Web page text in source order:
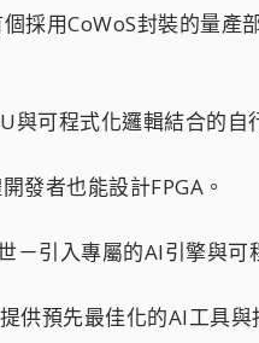
用CoWoS封裝的量產
可程式化邏輯結合的自
發者也能設計FPGA。
－引入專屬的AI引擎與可
預先最佳化的AI工具與